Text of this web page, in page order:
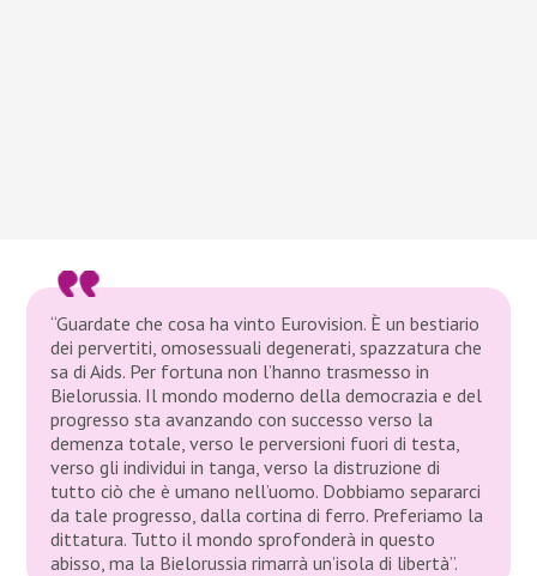
“Guardate che cosa ha vinto Eurovision. È un bestiario
dei pervertiti, omosessuali degenerati, spazzatura che
sa di Aids. Per fortuna non l’hanno trasmesso in
Bielorussia. Il mondo moderno della democrazia e del
progresso sta avanzando con successo verso la
demenza totale, verso le perversioni fuori di testa,
verso gli individui in tanga, verso la distruzione di
tutto ciò che è umano nell’uomo. Dobbiamo separarci
da tale progresso, dalla cortina di ferro. Preferiamo la
dittatura. Tutto il mondo sprofonderà in questo
abisso, ma la Bielorussia rimarrà un’isola di libertà”.